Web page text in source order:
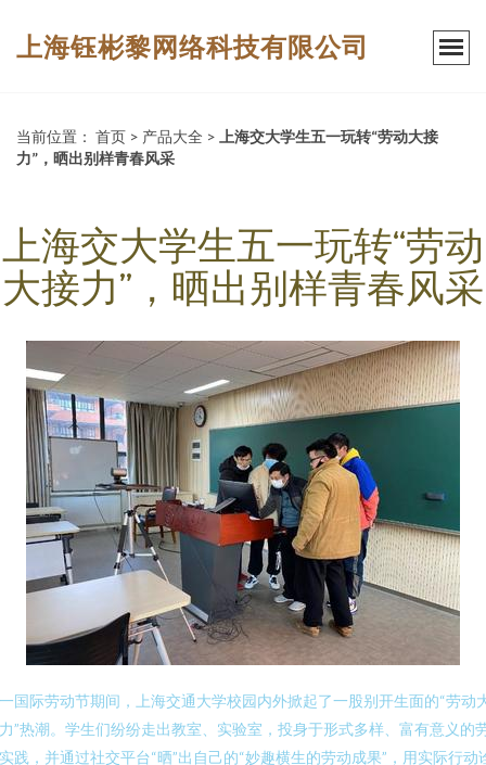
上海钰彬黎网络科技有限公司
当前位置： 首页 > 产品大全 >
上海交大学生五一玩转“劳动大接
力”，晒出别样青春风采
上海交大学生五一玩转“劳动
大接力”，晒出别样青春风采
国际劳动节期间，上海交通大学校园内外掀起了一股别开生面的“劳动
”热潮。学生们纷纷走出教室、实验室，投身于形式多样、富有意义的
践，并通过社交平台“晒”出自己的“妙趣横生的劳动成果”，用实际行动